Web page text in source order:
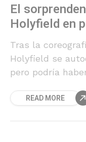
El
Holyfield en
Tras la
Holyfield se
pero podría
READ MORE